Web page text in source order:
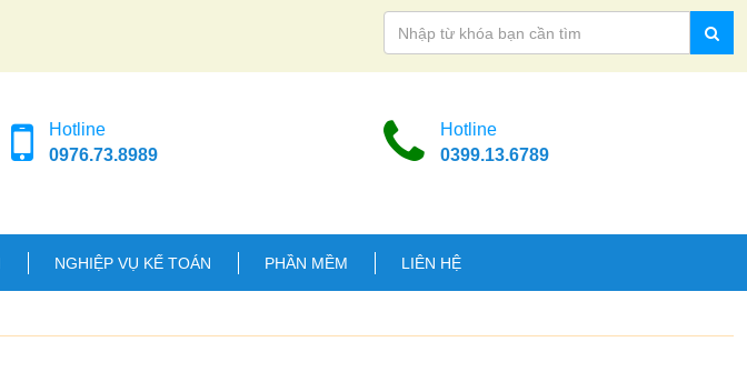
Hotline
0976.73.8989
Hotline
0399.13.6789
NGHIỆP VỤ KẾ TOÁN PHẦN MỀM LIÊN HỆ